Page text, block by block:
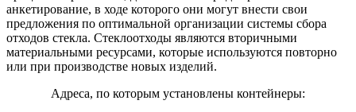
анкетирование, в ходе которого они могут внести свои
предложения по оптимальной организации системы сбора
отходов стекла. Стеклоотходы являются вторичными
материальными ресурсами, которые используются повторно
или при производстве новых изделий.
Адреса, по которым установлены контейнеры: